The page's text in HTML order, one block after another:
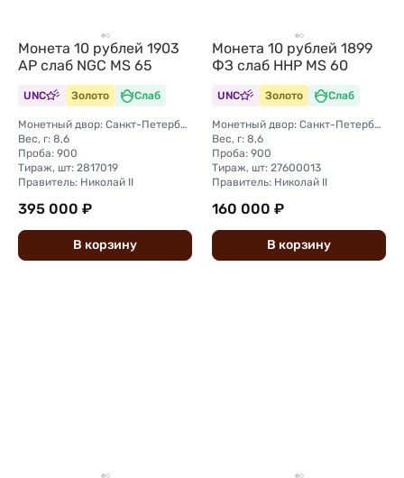
Монета 10 рублей 1903
АР слаб NGC MS 65
UNC Золото Слаб
Монетный двор: Санкт-Петербургский монетный двор
Вес, г: 8,6
Проба: 900
Тираж, шт: 2817019
Правитель: Николай II
395 000 ₽
В корзину
Монета 10 рублей 1899
ФЗ слаб ННР MS 60
UNC Золото Слаб
Монетный двор: Санкт-Петербургский монетный двор
Вес, г: 8,6
Проба: 900
Тираж, шт: 27600013
Правитель: Николай II
160 000 ₽
В корзину